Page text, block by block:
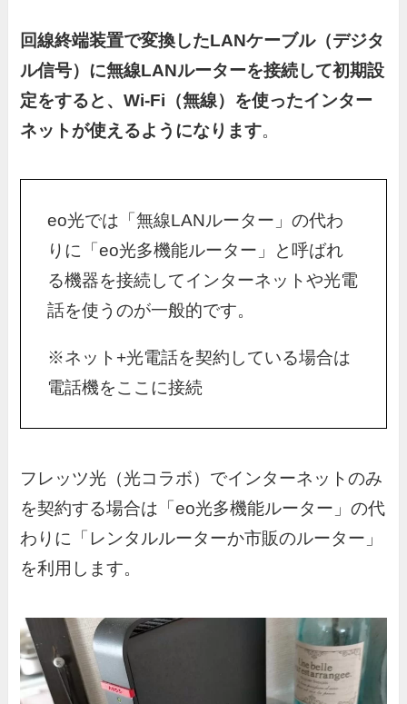
回線終端装置で変換したLANケーブル（デジタ
ル信号）に無線LANルーターを接続して初期設
定をすると、Wi-Fi（無線）を使ったインター
ネットが使えるようになります。
eo光では「無線LANルーター」の代わ
りに「eo光多機能ルーター」と呼ばれ
る機器を接続してインターネットや光電
話を使うのが一般的です。
※ネット+光電話を契約している場合は
電話機をここに接続
フレッツ光（光コラボ）でインターネットのみ
を契約する場合は「eo光多機能ルーター」の代
わりに「レンタルルーターか市販のルーター」
を利用します。